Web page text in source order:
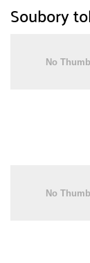
Soubory